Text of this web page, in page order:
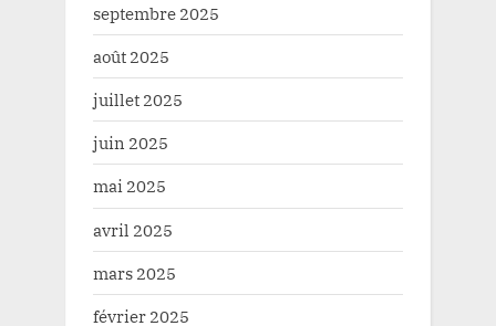
septembre 2025
août 2025
juillet 2025
juin 2025
mai 2025
avril 2025
mars 2025
février 2025